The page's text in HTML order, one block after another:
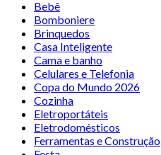
Bebê
Bomboniere
Brinquedos
Casa Inteligente
Cama e banho
Celulares e Telefonia
Copa do Mundo 2026
Cozinha
Eletroportáteis
Eletrodomésticos
Ferramentas e Construção